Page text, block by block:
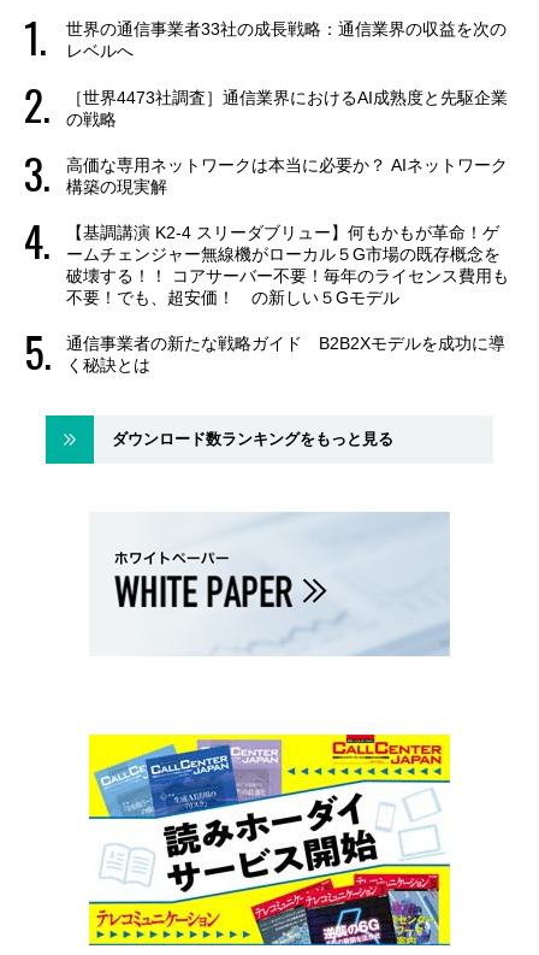
世界の通信事業者33社の成長戦略：通信業界の収益を次の
レベルへ
［世界4473社調査］通信業界におけるAI成熟度と先駆企業
の戦略
高価な専用ネットワークは本当に必要か？ AIネットワーク
構築の現実解
【基調講演 K2-4 スリーダブリュー】何もかもが革命！ゲ
ームチェンジャー無線機がローカル５G市場の既存概念を
破壊する！！ コアサーバー不要！毎年のライセンス費用も
不要！でも、超安価！ の新しい５Gモデル
通信事業者の新たな戦略ガイド B2B2Xモデルを成功に導
く秘訣とは
ダウンロード数ランキングをもっと見る